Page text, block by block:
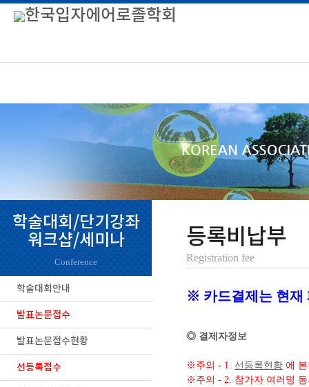
학술대회/단기강좌
워크샵/세미나
Conference
학술대회안내
발표논문접수
발표논문접수현황
선등록접수
등록비납부
Registration fee
※ 카드결제는 현재
◎ 결제자정보
※주의 - 1. 선등록현황 에
※주의 - 2. 참가자 여러명